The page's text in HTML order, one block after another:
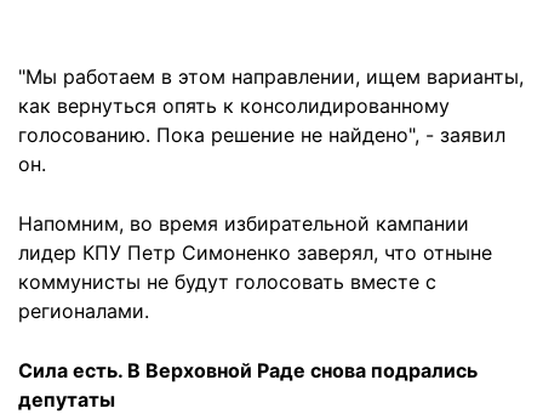
"Мы работаем в этом направлении, ищем варианты,
как вернуться опять к консолидированному
голосованию. Пока решение не найдено", - заявил
он.
Напомним, во время избирательной кампании
лидер КПУ Петр Симоненко заверял, что отныне
коммунисты не будут голосовать вместе с
регионалами.
Сила есть. В Верховной Раде снова подрались
депутаты